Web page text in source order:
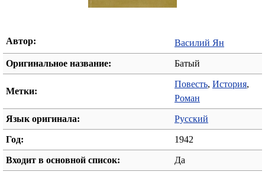
Автор: Василий Ян
Оригинальное название: Батый
Метки:
Повесть, История,
Роман
Язык оригинала: Русский
Год: 1942
Входит в основной список: Да